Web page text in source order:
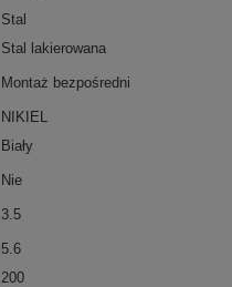
Stal
Stal lakierowana
Montaż bezpośredni
NIKIEL
Biały
Nie
3.5
5.6
200